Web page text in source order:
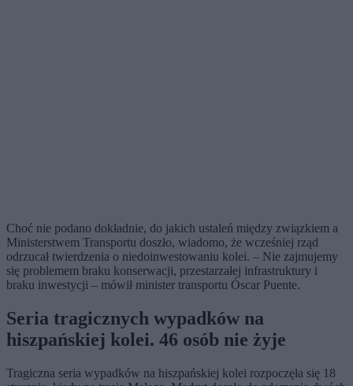
Choć nie podano dokładnie, do jakich ustaleń między związkiem a
Ministerstwem Transportu doszło, wiadomo, że wcześniej rząd
odrzucał twierdzenia o niedoinwestowaniu kolei. – Nie zajmujemy
się problemem braku konserwacji, przestarzałej infrastruktury i
braku inwestycji – mówił minister transportu Óscar Puente.
Seria tragicznych wypadków na
hiszpańskiej kolei. 46 osób nie żyje
Tragiczna seria wypadków na hiszpańskiej kolei rozpoczęła się 18